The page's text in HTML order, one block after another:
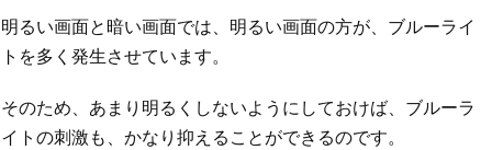
明るい画面と暗い画面では、明るい画面の方が、ブルーライ
トを多く発生させています。
そのため、あまり明るくしないようにしておけば、ブルーラ
イトの刺激も、かなり抑えることができるのです。